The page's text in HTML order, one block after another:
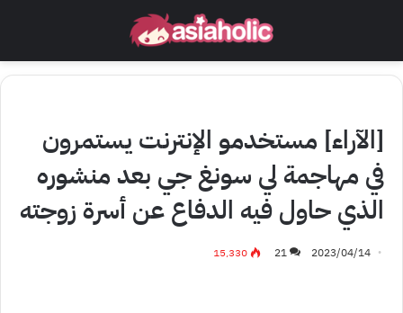
[الآراء] مستخدمو الإنترنت يستمرون
في مهاجمة لي سونغ جي بعد منشوره
الذي حاول فيه الدفاع عن أسرة زوجته
2023/04/14
21 15٬330